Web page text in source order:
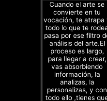
Cuando el arte se
convierte en tu
vocación, te atrapa
todo lo que te
pasa por ese filtro
análisis del arte.El
proceso es largo,
para llegar a crear,
vas absorbiendo
información, la
analizas, la
personalizas, y con
todo ello ,tienes